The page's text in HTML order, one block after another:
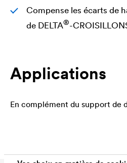
Compense les écarts de
de DELTA®-
Applications
En complément du support de